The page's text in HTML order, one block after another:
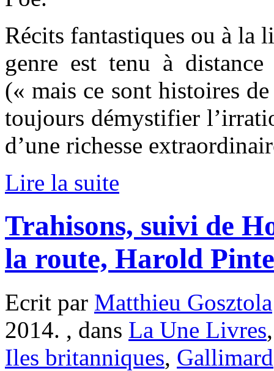
Récits fantastiques ou à la
genre est tenu à
(« mais ce sont histoires
toujours démystifier
d’une richesse
Lire la suite
Trahisons, suivi de
la route, Harold
Ecrit par Matthieu Gosztola
2014. , dans La Une Livres
Iles britanniques, Gallimard